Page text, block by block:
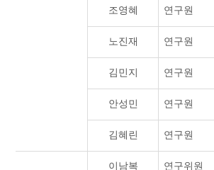
조영혜 연구원
노진재 연구원
김민지 연구원
안성민 연구원
김혜린 연구원
이남복 연구위원